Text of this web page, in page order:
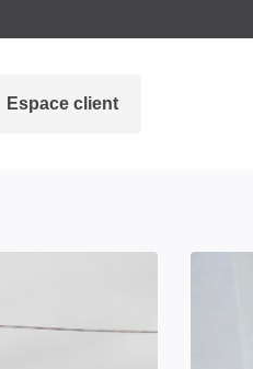
Espace client